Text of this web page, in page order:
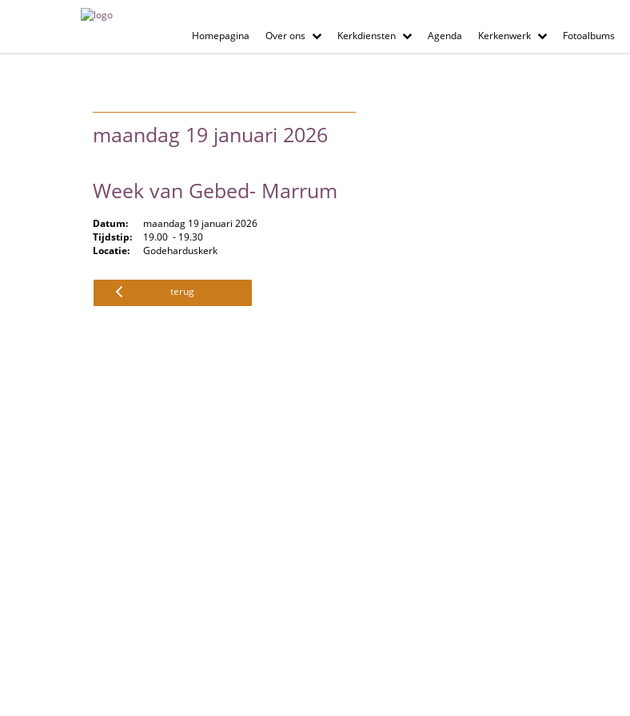
Homepagina Over ons Kerkdiensten Agenda Kerkenwerk Fotoalbums
maandag 19 januari 2026
Week van Gebed- Marrum
Datum:
maandag 19 januari 2026
Tijdstip:
19.00 - 19.30
Locatie:
Godeharduskerk
terug